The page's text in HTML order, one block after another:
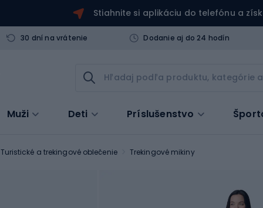
Stiahnite si aplikáciu do telefónu a
30 dní na vrátenie Dodanie aj do 24 hodín
Muži Deti Príslušenstvo
Turistické a trekingové oblečenie Trekingové mikiny